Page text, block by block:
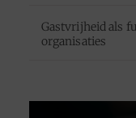
Gastvrijheid als
organisaties